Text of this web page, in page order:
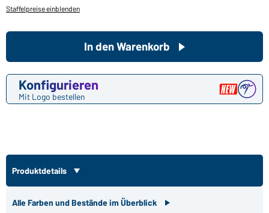
Staffelpreise einblenden
Konfigurieren
Mit Logo bestellen
In den Warenkorb
Produktdetails
Alle Farben und Bestände im Überblick